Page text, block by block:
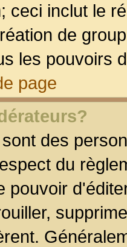
ceci inclut le
de
les pouvoirs
page
des
du
pouvoir